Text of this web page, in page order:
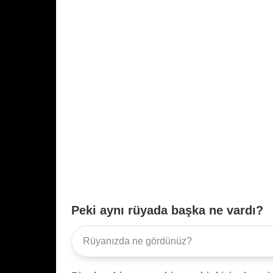
Peki aynı rüyada başka ne vardı?